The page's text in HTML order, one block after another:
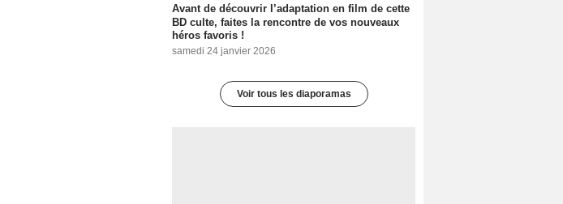
Avant de découvrir l’adaptation en film de cette
BD culte, faites la rencontre de vos nouveaux
héros favoris !
samedi 24 janvier 2026
Voir tous les diaporamas